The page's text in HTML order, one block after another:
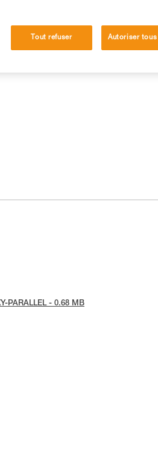
PARALLEL - 0.68 MB
Tout refuser Autoriser